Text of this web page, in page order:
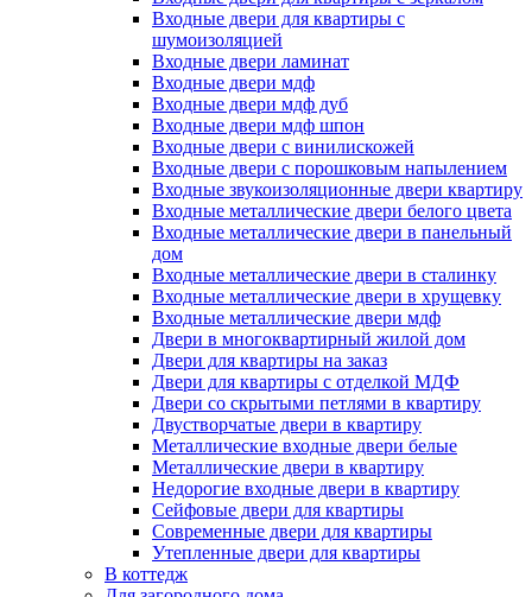
Входные двери для квартиры с
шумоизоляцией
Входные двери ламинат
Входные двери мдф
Входные двери мдф дуб
Входные двери мдф шпон
Входные двери с винилискожей
Входные двери с порошковым напылением
Входные звукоизоляционные двери квартиру
Входные металлические двери белого цвета
Входные металлические двери в панельный
дом
Входные металлические двери в сталинку
Входные металлические двери в хрущевку
Входные металлические двери мдф
Двери в многоквартирный жилой дом
Двери для квартиры на заказ
Двери для квартиры с отделкой МДФ
Двери со скрытыми петлями в квартиру
Двустворчатые двери в квартиру
Металлические входные двери белые
Металлические двери в квартиру
Недорогие входные двери в квартиру
Сейфовые двери для квартиры
Современные двери для квартиры
Утепленные двери для квартиры
В коттедж